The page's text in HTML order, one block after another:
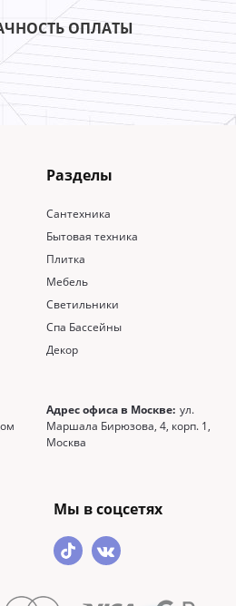
ОПЛАТЫ
Разделы
Сантехника
Бытовая техника
Плитка
Мебель
Светильники
Спа Бассейны
Декор
Адрес офиса в Москве: ул.
Маршала Бирюзова, 4, корп. 1,
Москва
Мы в соцсетях